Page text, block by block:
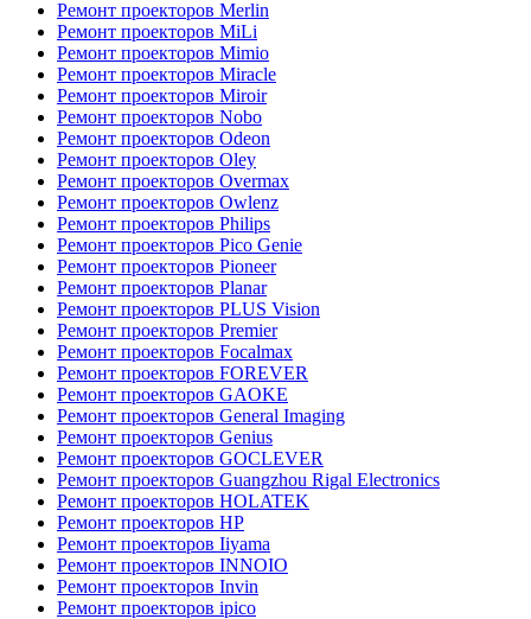
Ремонт проекторов Merlin
Ремонт проекторов MiLi
Ремонт проекторов Mimio
Ремонт проекторов Miracle
Ремонт проекторов Miroir
Ремонт проекторов Nobo
Ремонт проекторов Odeon
Ремонт проекторов Oley
Ремонт проекторов Overmax
Ремонт проекторов Owlenz
Ремонт проекторов Philips
Ремонт проекторов Pico Genie
Ремонт проекторов Pioneer
Ремонт проекторов Planar
Ремонт проекторов PLUS Vision
Ремонт проекторов Premier
Ремонт проекторов Focalmax
Ремонт проекторов FOREVER
Ремонт проекторов GAOKE
Ремонт проекторов General Imaging
Ремонт проекторов Genius
Ремонт проекторов GOCLEVER
Ремонт проекторов Guangzhou Rigal Electronics
Ремонт проекторов HOLATEK
Ремонт проекторов HP
Ремонт проекторов Iiyama
Ремонт проекторов INNOIO
Ремонт проекторов Invin
Ремонт проекторов ipico